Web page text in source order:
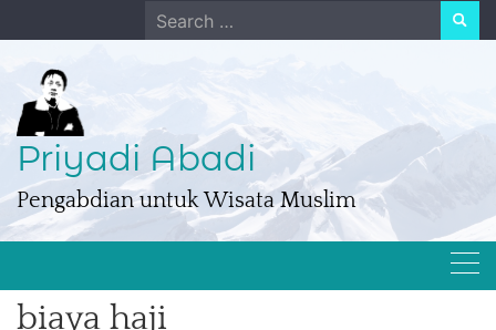
to
content
Search
for:
Priyadi Abadi
Pengabdian untuk Wisata Muslim
biaya haji